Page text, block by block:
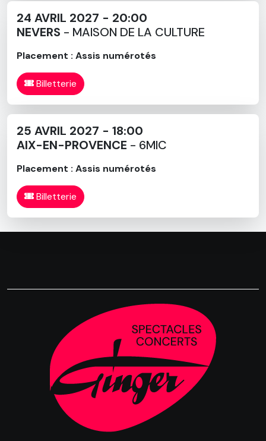
24 AVRIL 2027 - 20:00
NEVERS - MAISON DE LA CULTURE
Placement : Assis numérotés
Billetterie
25 AVRIL 2027 - 18:00
AIX-EN-PROVENCE - 6MIC
Placement : Assis numérotés
Billetterie